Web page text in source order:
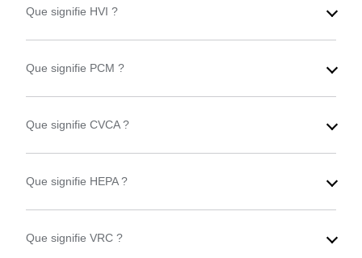
Que signifie HVI ?
Que signifie PCM ?
Que signifie CVCA ?
Que signifie HEPA ?
Que signifie VRC ?